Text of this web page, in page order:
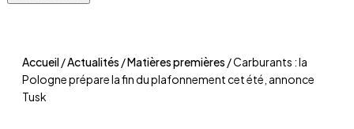
Accueil/Actualités /Matières premières /Carburants : la
Pologne prépare la fin du plafonnement cet été, annonce
Tusk